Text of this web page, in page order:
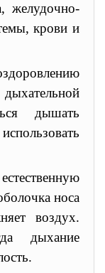
желудочно-
крови и
дышать
носа
воздух.
дыхание